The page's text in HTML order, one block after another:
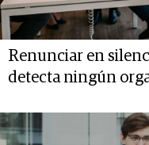
Renunciar en
detecta ningún